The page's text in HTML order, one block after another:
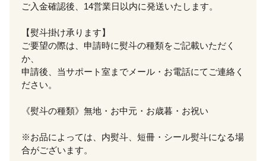
ご入金確認後、14営業日以内に発送いたします。
【熨斗掛け承ります】
ご要望の際は、申請時に熨斗の種類をご記載いただく
か、
申請後、当サポート室までメール・お電話にてご連絡く
ださい。
《熨斗の種類》無地・お中元・お歳暮・お祝い
※お品によっては、内熨斗、短冊・シール熨斗になる場
合がございます。